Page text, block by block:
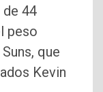
de 44
peso
que
Kevin